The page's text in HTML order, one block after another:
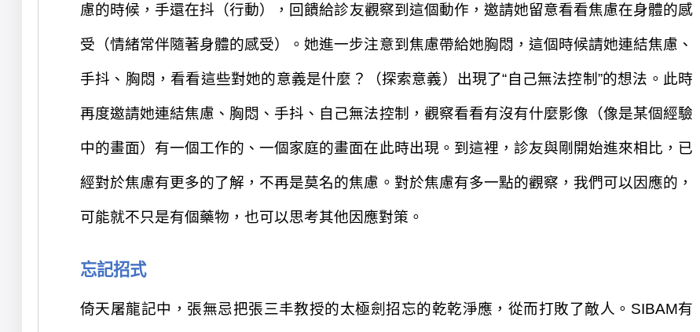
慮的時候，手還在抖 （行動） ，回饋給診友觀察到這個動作，邀請她留意看看焦慮在身體的感
受 （情緒常伴隨著身體的感受）。她進一步注意到焦慮帶給她胸悶，這個時候請她連結焦慮、
手抖、胸悶，看看這些對她的意義是什麼？（探索意義） 出現了“自己無法控制”的想法。此時
再度邀請她連結焦慮、胸悶、手抖、自己無法控制 ， 觀察看看有沒有什麼影像（像是某個經驗
中的畫面） 有一個工作的、一個家庭的畫面在此時出現。到這裡，診友與剛開始進來相比，已
經對於焦慮有更多的了解， 不再是莫名的焦慮。 對於焦慮有多一點的觀察，我們可以因應的，
可能就不只是有個藥物，也可以思考其他因應對策。
忘記招式
倚天屠龍記中，張無忌把張三丰教授的太極劍招忘的乾乾淨應， 從而打敗了敵人。 SIBAM有